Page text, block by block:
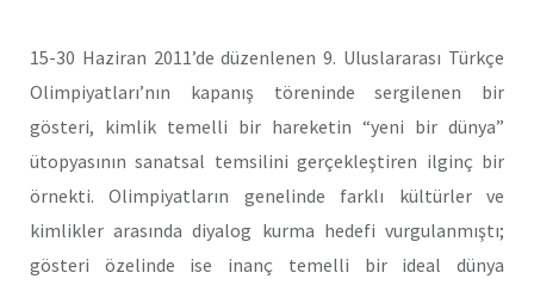
15-30 Haziran 2011’de düzenlenen 9. Uluslararası Türkçe
Olimpiyatları’nın kapanış töreninde sergilenen bir
gösteri, kimlik temelli bir hareketin “yeni bir dünya”
ütopyasının sanatsal temsilini gerçekleştiren ilginç bir
örnekti. Olimpiyatların genelinde farklı kültürler ve
kimlikler arasında diyalog kurma hedefi vurgulanmıştı;
gösteri özelinde ise inanç temelli bir ideal dünya